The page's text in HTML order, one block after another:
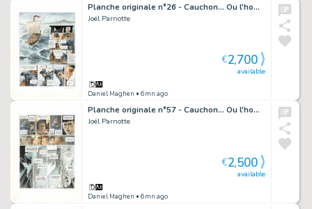
Planche originale n°26 - Cauchon... Ou l'homme qui tua Jeanne d'Arc
Joël Parnotte
Daniel Maghen • 6mn ago
available
€2,700
Planche originale n°57 - Cauchon... Ou l'homme qui tua Jeanne d'Arc
Joël Parnotte
Daniel Maghen • 6mn ago
available
€2,500